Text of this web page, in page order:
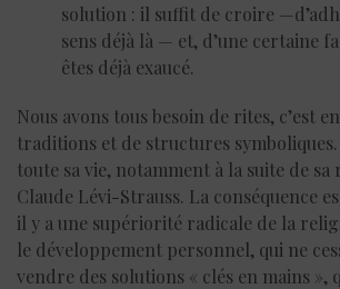
solution : il suffit de croire
sens déjà là — et, d’une certaine
êtes déjà exaucé.
Nous avons tous besoin de rites, c’est
traditions et de structures symboliques.
toute sa vie, notamment à la suite de
Claude Lévi-Strauss. La conséquence
il y a une supériorité radicale de la
le développement personnel, qui ne
vendre des solutions « clés en mains »,